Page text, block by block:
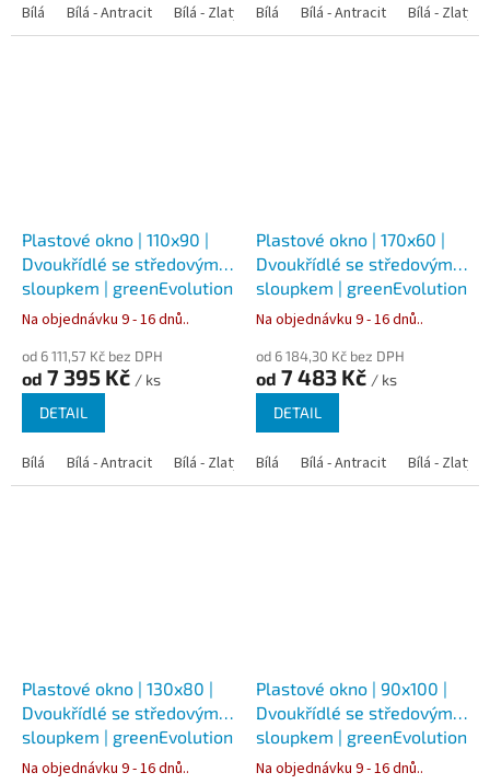
Bílá Bílá - Antracit Bílá - Zlatý dub Bílá - Tmavý dub Bílá -
Bílá Bílá - Antracit Bílá - Zlatý
Plastové okno | 110x90 |
Dvoukřídlé se středovým
sloupkem | greenEvolution
76
Na objednávku 9 - 16 dnů..
od 6 111,57 Kč bez DPH
od 7 395 Kč / ks
DETAIL
Bílá Bílá - Antracit Bílá - Zlatý dub Bílá - Tmavý dub Bílá -
Plastové okno | 170x60 |
Dvoukřídlé se středovým
sloupkem | greenEvolution
76
Na objednávku 9 - 16 dnů..
od 6 184,30 Kč bez DPH
od 7 483 Kč / ks
DETAIL
Bílá Bílá - Antracit Bílá - Zlatý
Plastové okno | 130x80 |
Dvoukřídlé se středovým
sloupkem | greenEvolution
76
Na objednávku 9 - 16 dnů..
Plastové okno | 90x100 |
Dvoukřídlé se středovým
sloupkem | greenEvolution
76
Na objednávku 9 - 16 dnů..